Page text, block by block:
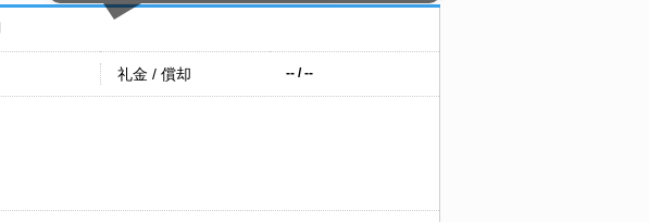
礼金 / 償却 -- / --